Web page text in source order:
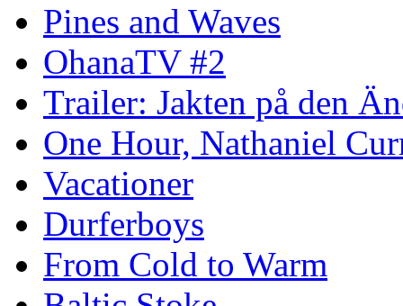
Pines and Waves
OhanaTV #2
Trailer: Jakten på den
One Hour, Nathaniel
Vacationer
Durferboys
From Cold to Warm